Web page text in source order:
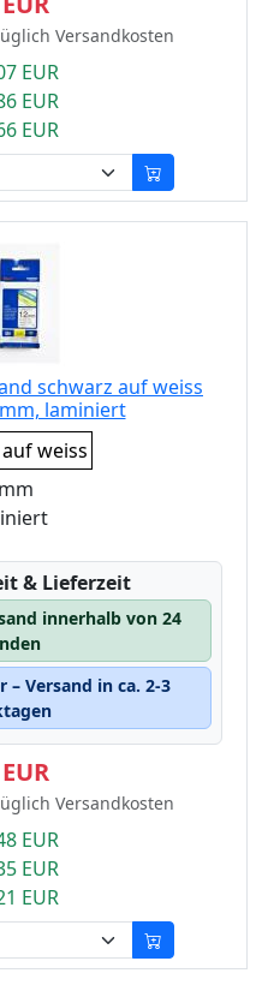
Versandkosten
EUR
EUR
EUR
schwarz auf weiss
laminiert
weiss
& Lieferzeit
innerhalb von 24
Versand in ca. 2-3
Versandkosten
EUR
EUR
EUR